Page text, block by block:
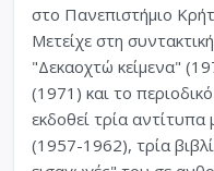
στο Πανεπιστήμιο
Μετείχε στη
"Δεκαοχτώ κείμενα"
(1971) και το
εκδοθεί τρία
(1957-1962), τρία